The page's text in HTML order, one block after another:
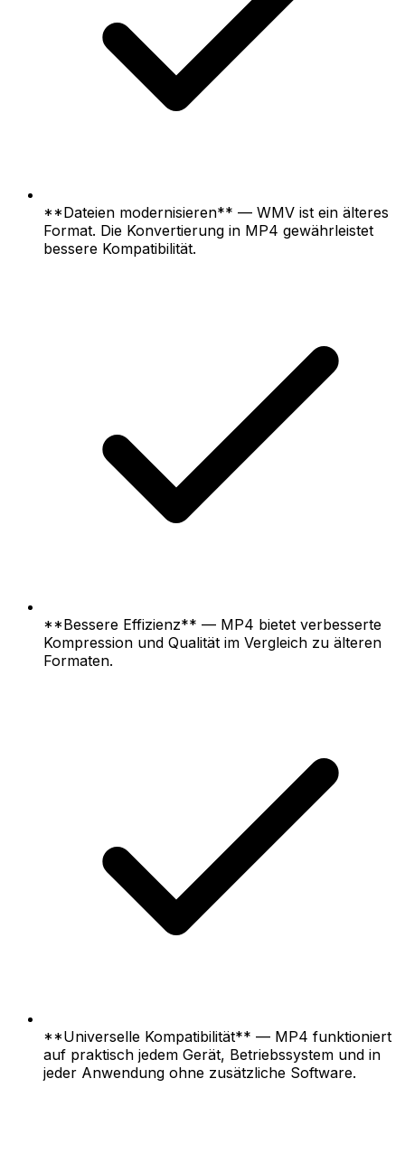
**Dateien modernisieren** — WMV ist ein älteres
Format. Die Konvertierung in MP4 gewährleistet
bessere Kompatibilität.
**Bessere Effizienz** — MP4 bietet verbesserte
Kompression und Qualität im Vergleich zu älteren
Formaten.
**Universelle Kompatibilität** — MP4 funktioniert
auf praktisch jedem Gerät, Betriebssystem und in
jeder Anwendung ohne zusätzliche Software.